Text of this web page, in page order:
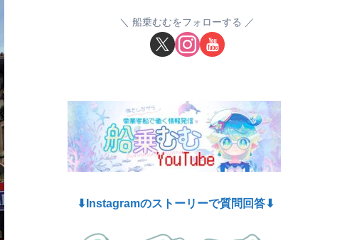
船乗むむをフォローする
⬇︎Instagramのストーリーで質問回答⬇︎